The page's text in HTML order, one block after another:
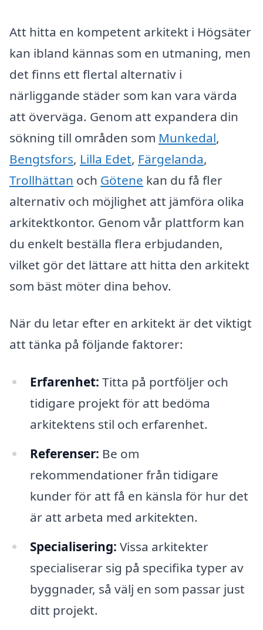
Att hitta en kompetent arkitekt i Högsäter
kan ibland kännas som en utmaning, men
det finns ett flertal alternativ i
närliggande städer som kan vara värda
att överväga. Genom att expandera din
sökning till områden som Munkedal,
Bengtsfors, Lilla Edet, Färgelanda,
Trollhättan och Götene kan du få fler
alternativ och möjlighet att jämföra olika
arkitektkontor. Genom vår plattform kan
du enkelt beställa flera erbjudanden,
vilket gör det lättare att hitta den arkitekt
som bäst möter dina behov.
När du letar efter en arkitekt är det viktigt
att tänka på följande faktorer:
Erfarenhet: Titta på portföljer och
tidigare projekt för att bedöma
arkitektens stil och erfarenhet.
Referenser: Be om
rekommendationer från tidigare
kunder för att få en känsla för hur det
är att arbeta med arkitekten.
Specialisering: Vissa arkitekter
specialiserar sig på specifika typer av
byggnader, så välj en som passar just
ditt projekt.